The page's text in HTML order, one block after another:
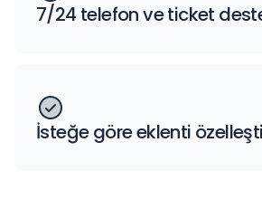
7/24 telefon ve ticket
İsteğe göre eklenti